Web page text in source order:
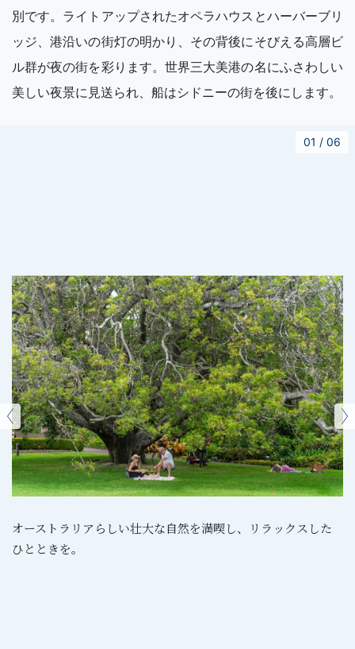
別です。ライトアップされたオペラハウスとハーバーブリ
ッジ、港沿いの街灯の明かり、その背後にそびえる高層ビ
ル群が夜の街を彩ります。世界三大美港の名にふさわしい
美しい夜景に見送られ、船はシドニーの街を後にします。
オーストラリアらしい壮大な自然を満喫し、リラックスした
ひとときを。
01 / 06